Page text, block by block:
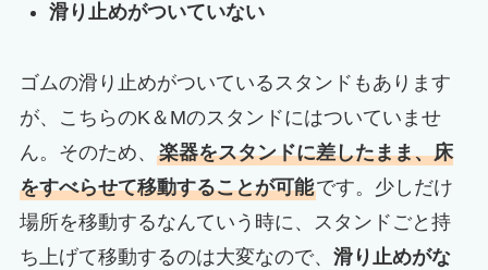
滑り止めがついていない
ゴムの滑り止めがついているスタンドもあります
が、こちらのK＆Mのスタンドにはついていませ
ん。そのため、 楽器をスタンドに差したまま、床
をすべらせて移動することが可能です。少しだけ
場所を移動するなんていう時に、スタンドごと持
ち上げて移動するのは大変なので、 滑り止めがな